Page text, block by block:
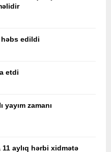
həbs edildi
etdi
zamanı
aylıq hərbi xidmətə